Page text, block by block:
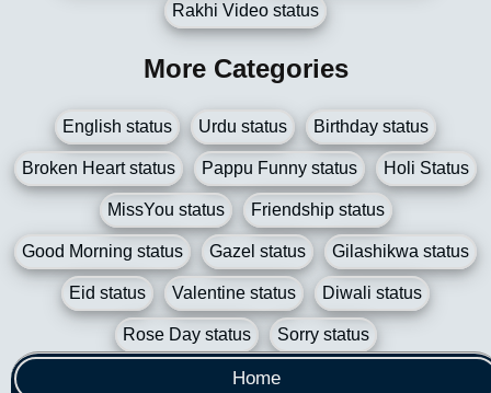
Rakhi Video status
More Categories
English status Urdu status Birthday status
Broken Heart status Pappu Funny status Holi Status
MissYou status Friendship status
Good Morning status Gazel status Gilashikwa status
Eid status Valentine status Diwali status
Rose Day status Sorry status
Home